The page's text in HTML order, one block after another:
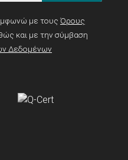
με τους Όρους
και με την σύμβαση
Δεδομένων